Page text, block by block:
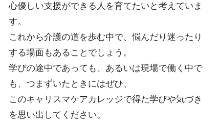
心優しい支援ができる人を育てたいと考えていま
す。
これから介護の道を歩む中で、悩んだり迷ったり
する場面もあることでしょう。
学びの途中であっても、あるいは現場で働く中で
も、つまずいたときにはぜひ、
このキャリスマケアカレッジで得た学びや気づき
を思い出してください。